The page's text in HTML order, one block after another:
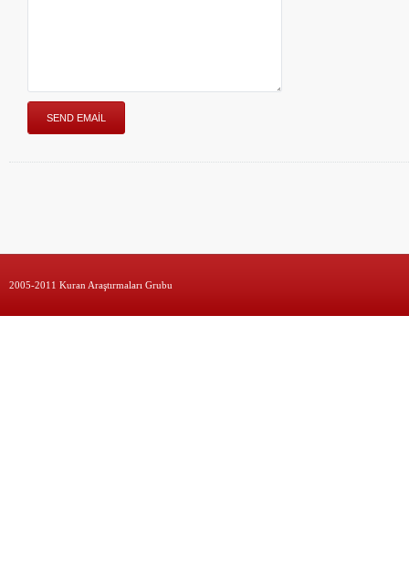
2005-2011 Kuran Araştırmaları Grubu